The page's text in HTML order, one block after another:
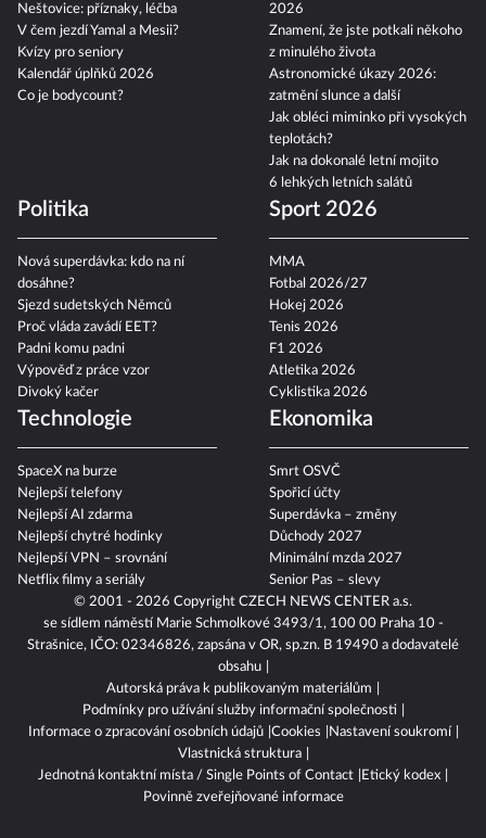
© 2001 - 2026 Copyright CZECH NEWS CENTER a.s.
se sídlem náměstí Marie Schmolkové 3493/1, 100 00 Praha 10 -
Strašnice, IČO: 02346826, zapsána v OR, sp.zn. B 19490 a dodavatelé
obsahu
Autorská práva k publikovaným materiálům
Podmínky pro užívání služby informační společnosti
Informace o zpracování osobních údajů Cookies
Nastavení soukromí
Vlastnická struktura
Jednotná kontaktní místa / Single Points of Contact
Etický kodex
Povinně zveřejňované informace
Neštovice: příznaky, léčba
V čem jezdí Yamal a Mesii?
Kvízy pro seniory
Kalendář úplňků 2026
Co je bodycount?
2026
Znamení, že jste potkali někoho
z minulého života
Astronomické úkazy 2026:
zatmění slunce a další
Jak obléci miminko při vysokých
teplotách?
Jak na dokonalé letní mojito
6 lehkých letních salátů
Politika
Nová superdávka: kdo na ní
dosáhne?
Sjezd sudetských Němců
Proč vláda zavádí EET?
Padni komu padni
Výpověď z práce vzor
Divoký kačer
Sport 2026
MMA
Fotbal 2026/27
Hokej 2026
Tenis 2026
F1 2026
Atletika 2026
Cyklistika 2026
Technologie
SpaceX na burze
Nejlepší telefony
Nejlepší AI zdarma
Nejlepší chytré hodinky
Nejlepší VPN – srovnání
Netflix filmy a seriály
Ekonomika
Smrt OSVČ
Spořicí účty
Superdávka – změny
Důchody 2027
Minimální mzda 2027
Senior Pas – slevy